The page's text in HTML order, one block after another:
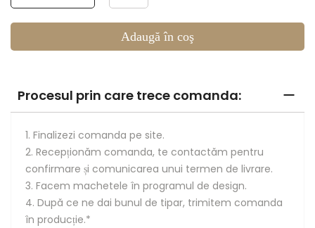
Adaugă în coş
Procesul prin care trece comanda:
1. Finalizezi comanda pe site.
2. Recepționăm comanda, te contactăm pentru
confirmare și comunicarea unui termen de livrare.
3. Facem machetele în programul de design.
4. După ce ne dai bunul de tipar, trimitem comanda
în producție.*